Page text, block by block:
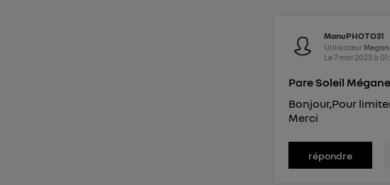
ManuPHOTO31
Utilisateur
Le7 mai 2023 à
Pare Soleil Mégane
Bonjour,Pour
Merci
répondre
d'informations,